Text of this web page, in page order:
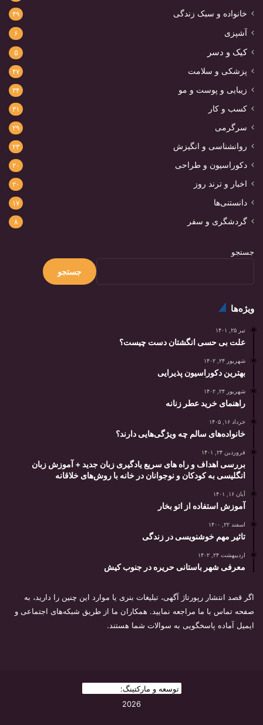
خانواده و سبک زندگی ۴۹
آشپزی ۶
کیک و دسر ۵
پزشکی و سلامت ۴۷
زیبایی و پوست و مو ۳۴
کسب و کار ۳۱
سرگرمی ۲۹
روانشناسی و انگیزش ۲۳
دکوراسیون و طراحی ۲۰
اخبار و ترند روز ۲۰
دانستنی‌ها ۱۷
گردشگری و سفر ۸
جستجو
جستجو
ویژه‌ها
تیر ۲۵, ۱۴۰۱
علت بی حسی انگشتان دست چیست؟
شهریور ۲۴, ۱۴۰۲
بهترین دکوراسیون پذیرایی
شهریور ۲۴, ۱۴۰۲
راهنمای خرید عطر زنانه
خرداد ۱۶, ۱۴۰۵
خانواده‌های سالم چه ویژگی‌هایی دارند؟
فروردین ۲۴, ۱۴۰۱
بررسی اهداف و راه های سریع یادگیری زبان جدید + آموزش زبان
انگلیسی به کودکان و نوجوانان در خانه با روش‌های خلاقانه
آبان ۱۶, ۱۴۰۱
آموزش استفاده از اتو بخار
اسفند ۲۲, ۱۴۰۰
تاثیر مهم خوشنویسی در زندگی
اردیبهشت ۲۴, ۱۴۰۲
معرفی شهر باستانی حریره در جنوب کیش
اگر قصد انتشار رپورتاژ آگهی، تبلیغات بنری یا موارد این چنین را دارید، به
صفحه تماس با ما مراجعه نمایید. همکاران ما از طریق شبکه‌های اجتماعی و
ایمیل آماده پاسخگویی به سوالات شما هستند.
توسعه و مارکتینگ:
2026